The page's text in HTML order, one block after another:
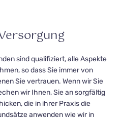
sind qualifiziert, alle Aspekte
so dass Sie immer von
Sie vertrauen. Wenn wir Sie
wir Ihnen, Sie an sorgfältig
die in ihrer Praxis die
anwenden wie wir in